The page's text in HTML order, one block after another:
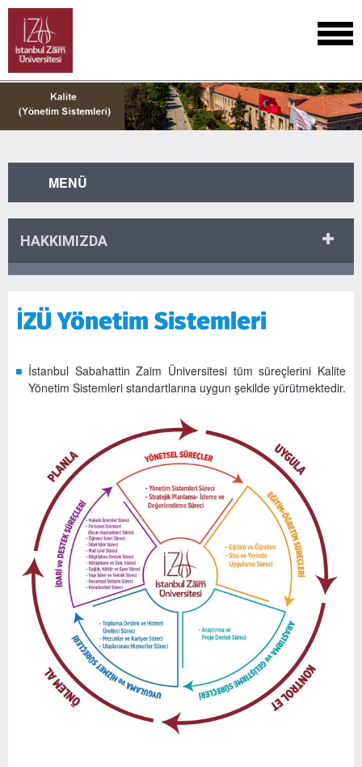
MENÜ
HAKKIMIZDA
İZÜ Yönetim Sistemleri
İstanbul Sabahattin Zaim Üniversitesi tüm süreçlerini Kalite
Yönetim Sistemleri standartlarına uygun şekilde yürütmektedir.